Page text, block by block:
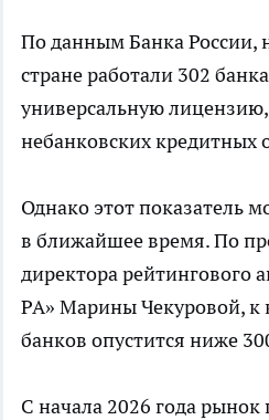
По данным Банка России,
странеработали 302
универсальную
небанковских кредитных
Однако этот показатель
в ближайшее время. По
директора рейтингового
РА» Марины Чекуровой, к
банков опустится ниже
С начала 2026 года